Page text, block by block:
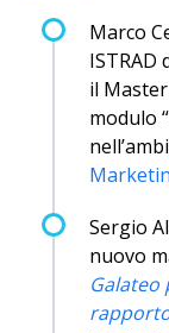
Marco
ISTRAD
il
modulo
Sergio
nuovo
Galateo